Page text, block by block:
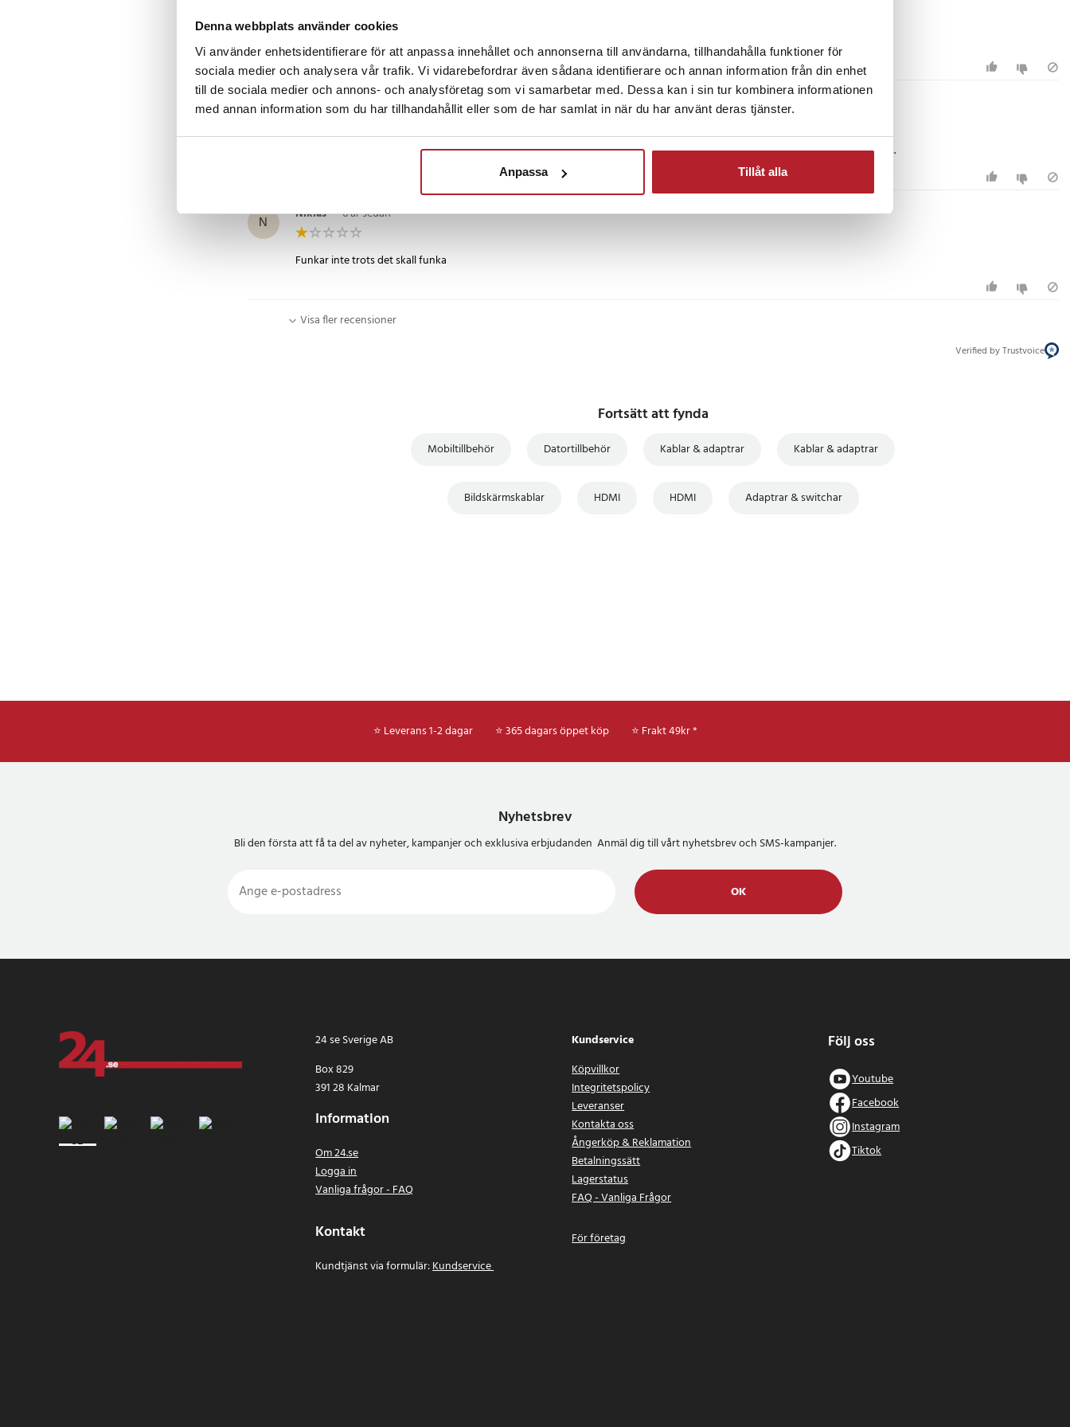
Denna webbplats använder cookies
Vi använder enhetsidentifierare för att anpassa innehållet och annonserna till användarna, tillhandahålla funktioner för
sociala medier och analysera vår trafik. Vi vidarebefordrar även sådana identifierare och annan information från din enhet
till de sociala medier och annons- och analysföretag som vi samarbetar med. Dessa kan i sin tur kombinera informationen
med annan information som du har tillhandahållit eller som de har samlat in när du har använt deras tjänster.
Anpassa Tillåt alla
K Kent•5 år sedan
Man får vad man betalar för! Funkar men kontakten in i telefonen sitter väldigt löst å glappar väldigt lätt så överföringen bryts.
N Niklas•6 år sedan
Funkar inte trots det skall funka
Visa fler recensioner
Verified by Trustvoice
Fortsätt att fynda
Mobiltillbehör Datortillbehör Kablar & adaptrar Kablar & adaptrar
Bildskärmskablar HDMI HDMI Adaptrar & switchar
⭐ Leverans 1-2 dagar ⭐ 365 dagars öppet köp ⭐ Frakt 49kr *
Nyhetsbrev
Bli den första att få ta del av nyheter, kampanjer och exklusiva erbjudanden Anmäl dig till vårt nyhetsbrev och SMS-kampanjer.
OK
24 se Sverige AB
Box 829
391 28 Kalmar
Information
Om 24.se
Logga in
Vanliga frågor - FAQ
Kontakt
Kundtjänst via formulär:Kundservice
Kundservice
Köpvillkor
Integritetspolicy
Leveranser
Kontakta oss
Ångerköp & Reklamation
Betalningssätt
Lagerstatus
FAQ - Vanliga Frågor
För företag
Följ oss
Youtube
Facebook
Instagram
Tiktok